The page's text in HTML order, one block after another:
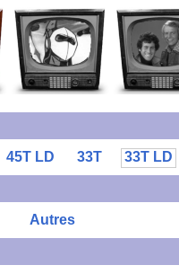
45T LD 33T
33T LD
Autres